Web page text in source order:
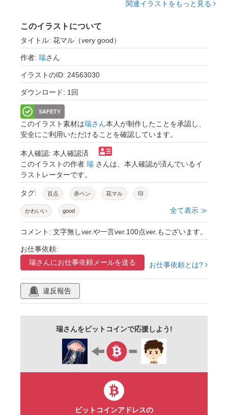
関連イラストをもっと見る
このイラストについて
タイトル: 花マル（very good）
作者: 瑞さん
イラストのID: 24563030
ダウンロード: 1回
SAFETY
このイラスト素材は瑞さん本人が制作したことを承認し、
安全にご利用いただけることを確認しています。
本人確認: 本人確認済
このイラストの作者 瑞 さんは、本人確認が済んでいるイ
ラストレーターです。
タグ: 百点 赤ペン 花マル 印
かわいい good 全て表示 ≫
コメント: 文字無しver.や一言ver.100点ver.もございます。
お仕事依頼:
瑞さんにお仕事依頼メールを送る お仕事依頼とは?
違反報告
瑞さんをビットコインで応援しよう!
ビットコインアドレスの